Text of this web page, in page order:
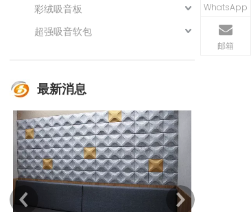
彩绒吸音板
超强吸音软包
最新消息
WhatsApp
邮箱